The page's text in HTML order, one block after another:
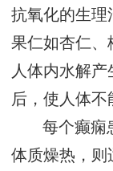
抗氧化的生理
果仁如杏仁、
人体内水解
后，使人体不
每个癫痫
体质燥热，则